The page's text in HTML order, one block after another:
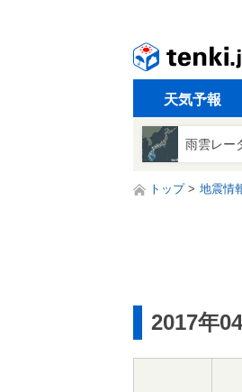
天気予報
雨雲レー
トップ 地震情
2017年